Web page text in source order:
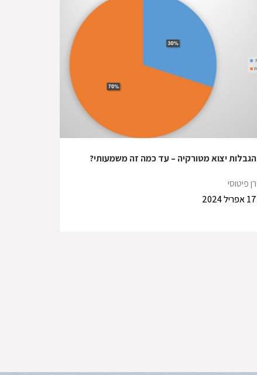
הגבלות יצוא מטורקיה – עד כמה זה משמעותי?
רן פיטוסי
17 אפריל 2024